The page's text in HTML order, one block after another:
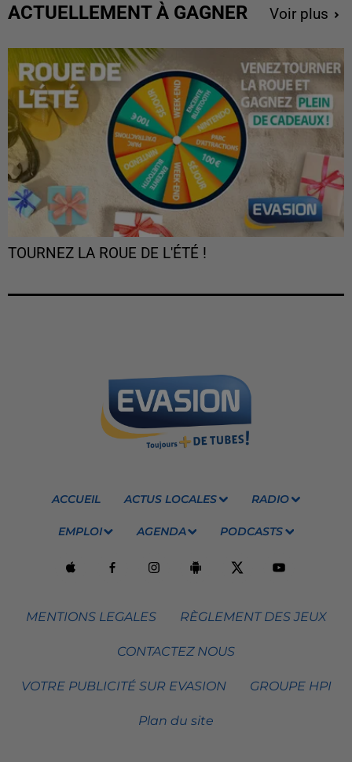
ACTUELLEMENT À GAGNER Voir plus
TOURNEZ LA ROUE DE L'ÉTÉ !
ACCUEIL ACTUS LOCALES RADIO
EMPLOI AGENDA PODCASTS
MENTIONS LEGALES RÈGLEMENT DES JEUX
CONTACTEZ NOUS
VOTRE PUBLICITÉ SUR EVASION GROUPE HPI
Plan du site